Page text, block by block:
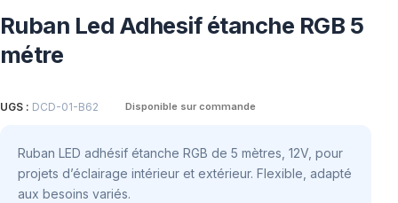
Ruban Led Adhesif étanche RGB 5
métre
UGS : DCD-01-B62 Disponible sur commande
Ruban LED adhésif étanche RGB de 5 mètres, 12V, pour
projets d’éclairage intérieur et extérieur. Flexible, adapté
aux besoins variés.